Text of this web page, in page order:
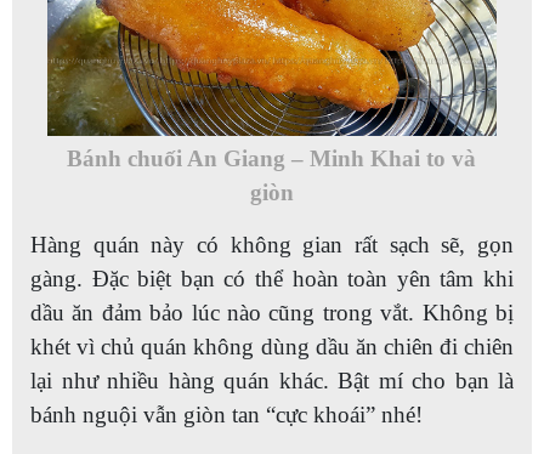
Bánh chuối An Giang – Minh Khai to và
giòn
Hàng quán này có không gian rất sạch sẽ, gọn
gàng. Đặc biệt bạn có thể hoàn toàn yên tâm khi
dầu ăn đảm bảo lúc nào cũng trong vắt. Không bị
khét vì chủ quán không dùng dầu ăn chiên đi chiên
lại như nhiều hàng quán khác. Bật mí cho bạn là
bánh nguội vẫn giòn tan “cực khoái” nhé!